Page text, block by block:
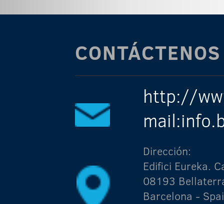
CONTÁCTENOS
http://
Dirección:
Edifici Eureka.
08193
Barcelona -